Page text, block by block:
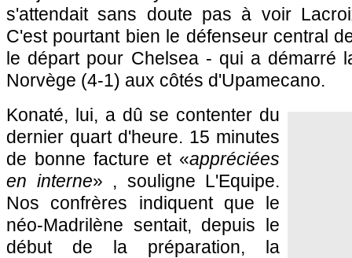
s'attendait sans doute pas à voir
C'est pourtant bien le défenseur central
le départ pour Chelsea - qui a démarré
Norvège (4-1) aux côtés d'Upamecano.
Konaté, lui, a dû se contenter du
dernier quart d'heure. 15 minutes
de bonne facture et «appréciées
en interne» , souligne L'Equipe.
Nos confrères indiquent que le
néo-Madrilène sentait, depuis le
début de la préparation, la